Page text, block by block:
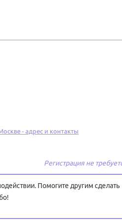
- адрес и контакты
Регистрация не
Помогите другим сделать